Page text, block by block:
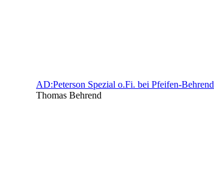
AD:Peterson Spezial o.Fi. bei Pfeifen-Behrend
Thomas Behrend